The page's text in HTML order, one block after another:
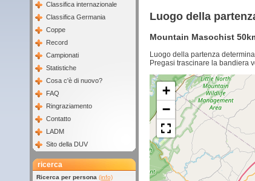
Classifica internazionale
Classifica Germania
Coppe
Record
Campionati
Statistiche
Cosa c'è di nuovo?
FAQ
Ringraziamento
Contatto
LADM
Sito della DUV
ricerca
Ricerca per persona (info)
Luogo della
Mountain Masochist
Luogo della partenza
Pregasi trascinare la bandiera
+
−